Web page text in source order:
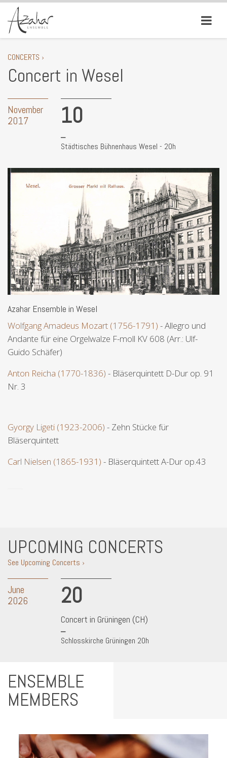
CONCERTS ›
Concert in Wesel
November
2017
10
Städtisches Bühnenhaus Wesel - 20h
Azahar Ensemble in Wesel
Wolfgang Amadeus Mozart (1756-1791) - Allegro und
Andante für eine Orgelwalze F-moll KV 608 (Arr.: Ulf-
Guido Schäfer)
Anton Reicha (1770-1836) - Bläserquintett D-Dur op. 91
Nr. 3
Gyorgy Ligeti (1923-2006) - Zehn Stücke für
Bläserquintett
Carl Nielsen (1865-1931) - Bläserquintett A-Dur op.43
UPCOMING CONCERTS
See Upcoming Concerts ›
June
2026
20
Concert in Grüningen (CH)
Schlosskirche Grüningen 20h
ENSEMBLE
MEMBERS